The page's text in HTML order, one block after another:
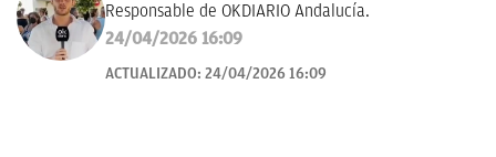
Responsable de OKDIARIO Andalucía.
24/04/2026 16:09
ACTUALIZADO: 24/04/2026 16:09